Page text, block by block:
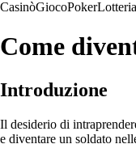
CasinòGiocoPokerLotteria
Come
Introduzione
Il desiderio di
e diventare un soldato